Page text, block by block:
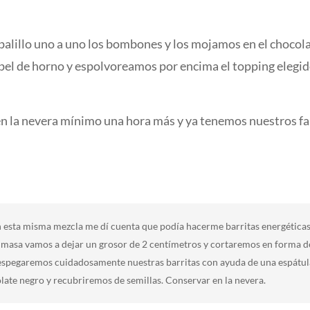
uno a uno los bombones y los mojamos en el
de horno y espolvoreamos por encima el topping
la nevera mínimo una hora más y ya tenemos nuestros
misma mezcla me dí cuenta que podía hacerme barritas
vamos a dejar un grosor de 2 centímetros y cortaremos en forma
cuidadosamente nuestras barritas con ayuda de una
negro y recubriremos de semillas. Conservar en la nevera.